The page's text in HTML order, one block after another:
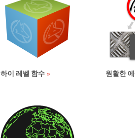
하이 레벨 함수 원활한